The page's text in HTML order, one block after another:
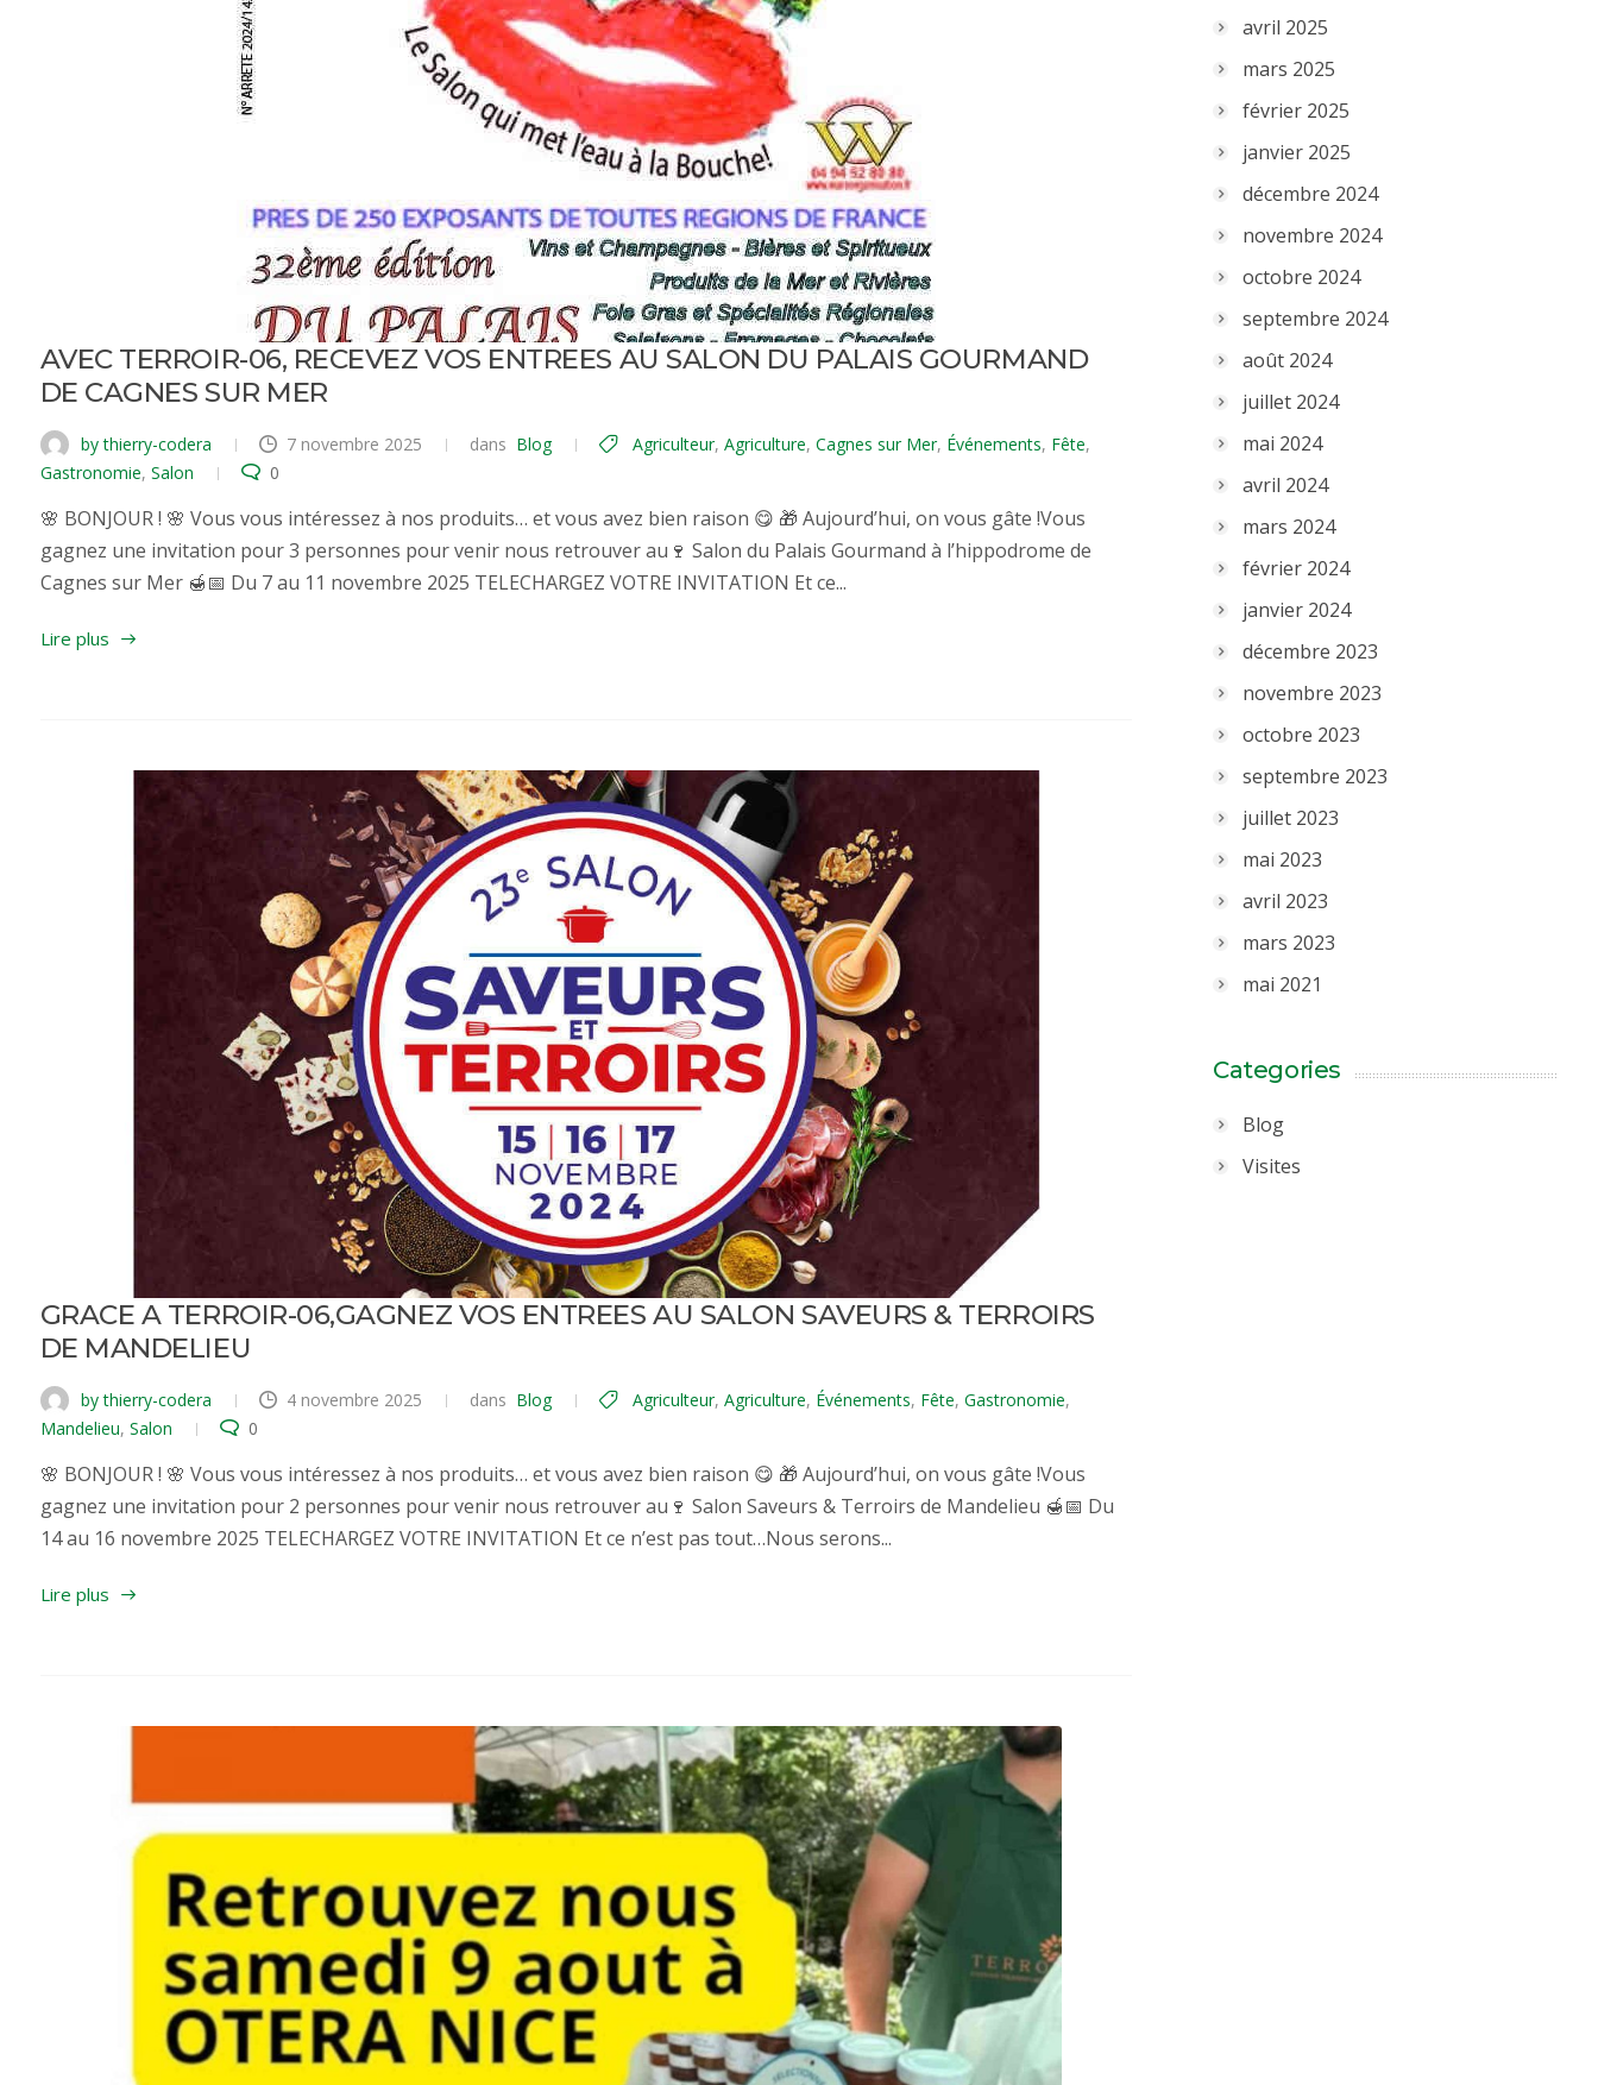
AVEC TERROIR-06, RECEVEZ VOS ENTREES AU SALON DU PALAIS GOURMAND
DE CAGNES SUR MER
by thierry-codera 7 novembre 2025 dans Blog Agriculteur, Agriculture, Cagnes sur Mer, Événements, Fête,
Gastronomie, Salon 0
🌸 BONJOUR ! 🌸 Vous vous intéressez à nos produits… et vous avez bien raison 😋 🎁 Aujourd’hui, on vous gâte !Vous
gagnez une invitation pour 3 personnes pour venir nous retrouver au🍷 Salon du Palais Gourmand à l’hippodrome de
Cagnes sur Mer 🍯📅 Du 7 au 11 novembre 2025 TELECHARGEZ VOTRE INVITATION Et ce...
Lire plus
GRACE A TERROIR-06,GAGNEZ VOS ENTREES AU SALON SAVEURS & TERROIRS
DE MANDELIEU
by thierry-codera 4 novembre 2025 dans Blog Agriculteur, Agriculture, Événements, Fête, Gastronomie,
Mandelieu, Salon 0
🌸 BONJOUR ! 🌸 Vous vous intéressez à nos produits… et vous avez bien raison 😋 🎁 Aujourd’hui, on vous gâte !Vous
gagnez une invitation pour 2 personnes pour venir nous retrouver au🍷 Salon Saveurs & Terroirs de Mandelieu 🍯📅 Du
14 au 16 novembre 2025 TELECHARGEZ VOTRE INVITATION Et ce n’est pas tout…Nous serons...
Lire plus
avril 2025
mars 2025
février 2025
janvier 2025
décembre 2024
novembre 2024
octobre 2024
septembre 2024
août 2024
juillet 2024
mai 2024
avril 2024
mars 2024
février 2024
janvier 2024
décembre 2023
novembre 2023
octobre 2023
septembre 2023
juillet 2023
mai 2023
avril 2023
mars 2023
mai 2021
Categories
Blog
Visites